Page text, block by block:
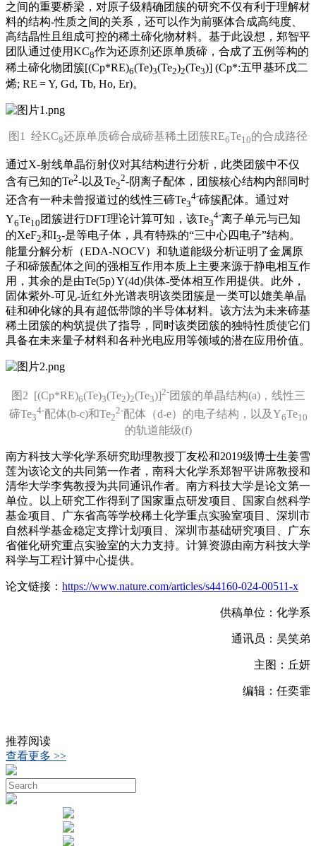
之间的重要桥梁，对原子级精确团簇的研究不仅有利于理解材
料的结构-性质之间的关系，还可以作为前驱体合成高纯度、
高结晶性且组成可控的稀土碲化物材料。基于此设想，郑智平
团队通过使用KC8作为还原剂还原单质碲，合成了五例等构的
稀土碲化物团簇[(Cp*RE)6(Te)3(Te2)2(Te3)] (Cp*:五甲基环戊二
烯; RE = Y, Gd, Tb, Ho, Er)。
图1 经KC8还原单质碲合成碲基稀土团簇RE6Te10的合成路径
通过X-射线单晶衍射仪对其结构进行分析，此类团簇中不仅
含有已知的Te2-以及Te2
2-阴离子配体，团簇核心结构内部同时
还含有一种未曾报道过的线性三碲Te3
4-碲簇配体。通过对
Y6Te10 团簇进行DFT理论计算可知，该Te3
4-离子单元与已知
的XeF2和I3-是等电子体，具有特殊的“三中心四电子”结构。
能量分解分析（EDA-NOCV）和轨道能级分析证明了金属原
子和碲簇配体之间的强相互作用本质上主要来源于静电相互作
用，其余的是由Te(5p) Y(4d)供体-受体相互作用提供。此外，
固体紫外-可见-近红外光谱表明该类团簇是一类可以媲美单晶
硅和砷化镓的具有超低带隙的半导体材料。该方法为未来碲基
稀土团簇的构筑提供了指导，同时该类团簇的独特性质使它们
具备在未来量子材料和各种光电应用等领域的潜在应用价值。
图2 [(Cp*RE)6(Te)3(Te2)2(Te3)]2-团簇的单晶结构(a)，线性三
碲Te3
4-配体(b-c)和Te2
2-配体（d-e）的电子结构，以及Y6Te10
的轨道能级(f)
南方科技大学化学系研究助理教授丁友松和2019级博士生姜雪
莲为该论文的共同第一作者，南科大化学系郑智平讲席教授和
清华大学李隽教授为共同通讯作者。南方科技大学是论文第一
单位。以上研究工作得到了国家重点研发项目、国家自然科学
基金项目、广东省高等学校稀土化学重点实验室项目、深圳市
自然科学基金稳定支撑计划项目、深圳市基础研究项目、广东
省催化研究重点实验室的大力支持。计算资源由南方科技大学
科学与工程计算中心提供。
论文链接： https://www.nature.com/articles/s44160-024-00511-x
供稿单位：化学系
通讯员：吴笑弟
主图：丘妍
编辑：任奕霏
推荐阅读
查看更多 >>